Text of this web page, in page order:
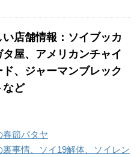
店舗情報：ソイブッカ
屋、アメリカンチャイ
、ジャーマンブレック
など
春節パタヤ
事情、ソイ19解体、ソイレン